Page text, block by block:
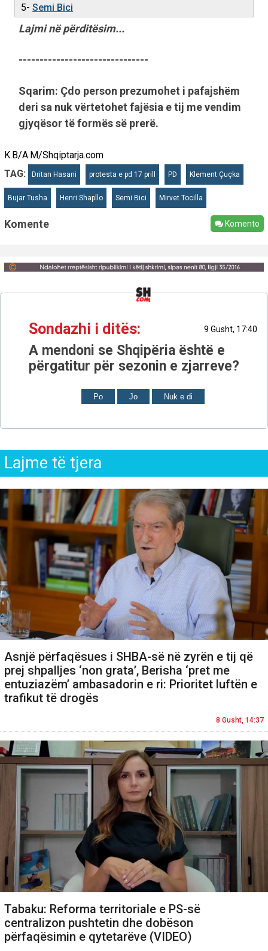
5- Semi Bici
Lajmi në përditësim...
-------------------------------
Sqarim: Çdo person prezumohet i pafajshëm
deri sa nuk vërtetohet fajësia e tij me vendim
gjyqësor të formës së prerë.
K.B/A.M/Shqiptarja.com
TAG:
Dritan Hasani protesta e pd 17 prill PD Klement Çuçka
Bujar Tusha Henri Shapllo Semi Bici Mirvet Tocilla
Komente Komento
Sondazhi i ditës: 9 Gusht, 17:40
A mendoni se Shqipëria është e
përgatitur për sezonin e zjarreve?
Po Jo Nuk e di
Lajme të tjera
Asnjë përfaqësues i SHBA-së në zyrën e tij që
prej shpalljes ‘non grata’, Berisha ‘pret me
entuziazëm’ ambasadorin e ri: Prioritet luftën e
trafikut të drogës
8 Gusht, 14:37
Tabaku: Reforma territoriale e PS-së
centralizon pushtetin dhe dobëson
përfaqësimin e qytetarëve (VIDEO)